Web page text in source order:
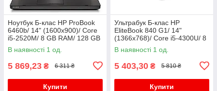
Ноутбук Б-клас HP ProBook
6460b/ 14" (1600x900)/ Core
i5-2520M/ 8 GB RAM/ 128 GB
SSD/ HD Graphic 3000
В наявності 1 од.
5 869,23 ₴ 6 311 ₴
Купити
Ультрабук Б-клас HP
EliteBook 840 G1/ 14"
(1366x768)/ Core i5-4300U/ 8
GB RAM/ 500 GB SSD/ HD
4400/ АКБ 0%
В наявності 1 од.
5 403,30 ₴ 5 810 ₴
Купити